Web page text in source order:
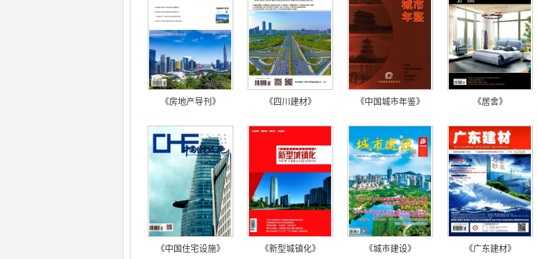
《房地产导刊》 《四川建材》 《中国城市年鉴》 《居舍》
《中国住宅设施》 《新型城镇化》 《城市建设》 《广东建材》